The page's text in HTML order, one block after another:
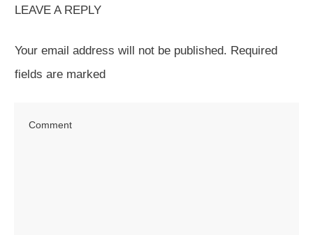
LEAVE A REPLY
Your email address will not be published. Required
fields are marked